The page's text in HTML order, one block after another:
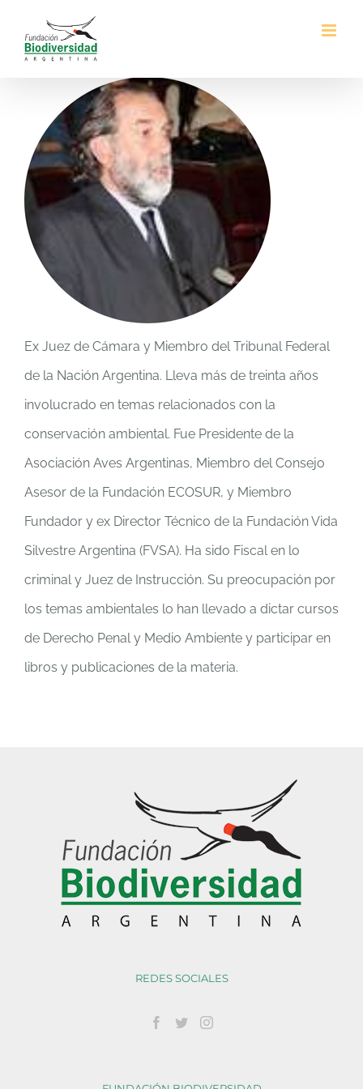
Ex Juez de Cámara y Miembro del Tribunal Federal
de la Nación Argentina. Lleva más de treinta años
involucrado en temas relacionados con la
conservación ambiental. Fue Presidente de la
Asociación Aves Argentinas, Miembro del Consejo
Asesor de la Fundación ECOSUR, y Miembro
Fundador y ex Director Técnico de la Fundación Vida
Silvestre Argentina (FVSA). Ha sido Fiscal en lo
criminal y Juez de Instrucción. Su preocupación por
los temas ambientales lo han llevado a dictar cursos
de Derecho Penal y Medio Ambiente y participar en
libros y publicaciones de la materia.
REDES SOCIALES